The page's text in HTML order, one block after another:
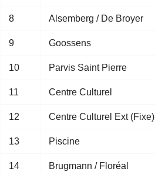
8 Alsemberg / De Broyer
9 Goossens
10 Parvis Saint Pierre
11 Centre Culturel
12 Centre Culturel Ext (Fixe)
13 Piscine
14 Brugmann / Floréal